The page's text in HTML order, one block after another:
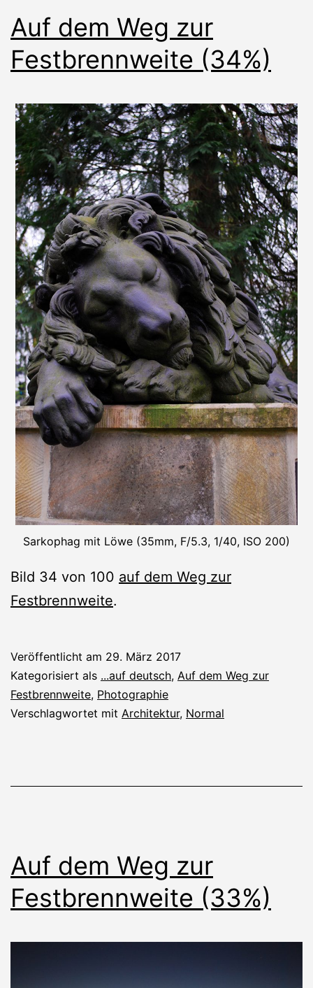
Auf dem Weg zur
Festbrennweite (34%)
Sarkophag mit Löwe (35mm, F/5.3, 1/40, ISO 200)
Bild 34 von 100 auf dem Weg zur
Festbrennweite.
Veröffentlicht am 29. März 2017
Kategorisiert als ...auf deutsch, Auf dem Weg zur
Festbrennweite, Photographie
Verschlagwortet mit Architektur, Normal
Auf dem Weg zur
Festbrennweite (33%)